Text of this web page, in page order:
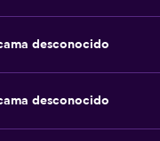
desconocido
desconocido